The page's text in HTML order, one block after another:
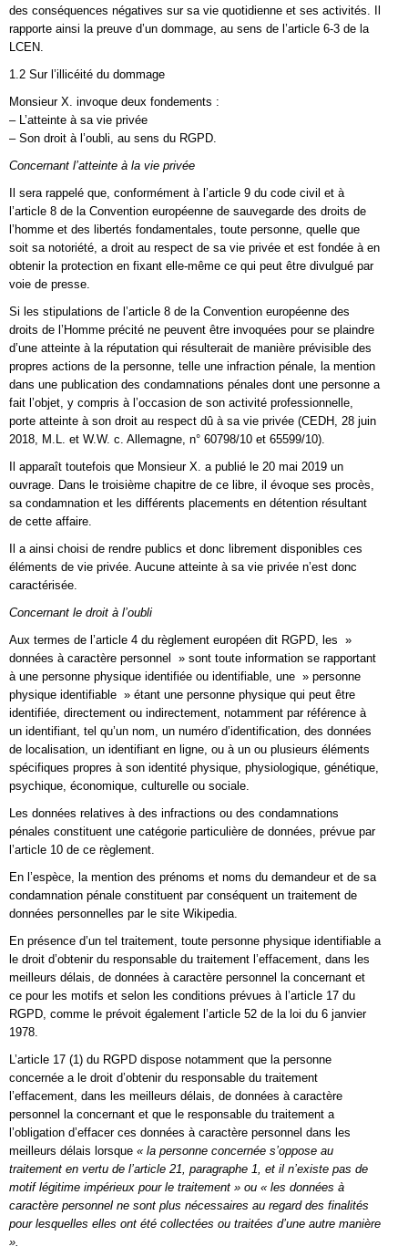
des conséquences négatives sur sa vie quotidienne et ses activités. Il
rapporte ainsi la preuve d’un dommage, au sens de l’article 6-3 de la
LCEN.
1.2 Sur l’illicéité du dommage
Monsieur X. invoque deux fondements :
– L’atteinte à sa vie privée
– Son droit à l’oubli, au sens du RGPD.
Concernant l’atteinte à la vie privée
Il sera rappelé que, conformément à l’article 9 du code civil et à
l’article 8 de la Convention européenne de sauvegarde des droits de
l’homme et des libertés fondamentales, toute personne, quelle que
soit sa notoriété, a droit au respect de sa vie privée et est fondée à en
obtenir la protection en fixant elle-même ce qui peut être divulgué par
voie de presse.
Si les stipulations de l’article 8 de la Convention européenne des
droits de l’Homme précité ne peuvent être invoquées pour se plaindre
d’une atteinte à la réputation qui résulterait de manière prévisible des
propres actions de la personne, telle une infraction pénale, la mention
dans une publication des condamnations pénales dont une personne a
fait l’objet, y compris à l’occasion de son activité professionnelle,
porte atteinte à son droit au respect dû à sa vie privée (CEDH, 28 juin
2018, M.L. et W.W. c. Allemagne, n° 60798/10 et 65599/10).
Il apparaît toutefois que Monsieur X. a publié le 20 mai 2019 un
ouvrage. Dans le troisième chapitre de ce libre, il évoque ses procès,
sa condamnation et les différents placements en détention résultant
de cette affaire.
Il a ainsi choisi de rendre publics et donc librement disponibles ces
éléments de vie privée. Aucune atteinte à sa vie privée n’est donc
caractérisée.
Concernant le droit à l’oubli
Aux termes de l’article 4 du règlement européen dit RGPD, les »
données à caractère personnel » sont toute information se rapportant
à une personne physique identifiée ou identifiable, une » personne
physique identifiable » étant une personne physique qui peut être
identifiée, directement ou indirectement, notamment par référence à
un identifiant, tel qu’un nom, un numéro d’identification, des données
de localisation, un identifiant en ligne, ou à un ou plusieurs éléments
spécifiques propres à son identité physique, physiologique, génétique,
psychique, économique, culturelle ou sociale.
Les données relatives à des infractions ou des condamnations
pénales constituent une catégorie particulière de données, prévue par
l’article 10 de ce règlement.
En l’espèce, la mention des prénoms et noms du demandeur et de sa
condamnation pénale constituent par conséquent un traitement de
données personnelles par le site Wikipedia.
En présence d’un tel traitement, toute personne physique identifiable a
le droit d’obtenir du responsable du traitement l’effacement, dans les
meilleurs délais, de données à caractère personnel la concernant et
ce pour les motifs et selon les conditions prévues à l’article 17 du
RGPD, comme le prévoit également l’article 52 de la loi du 6 janvier
1978.
L’article 17 (1) du RGPD dispose notamment que la personne
concernée a le droit d’obtenir du responsable du traitement
l’effacement, dans les meilleurs délais, de données à caractère
personnel la concernant et que le responsable du traitement a
l’obligation d’effacer ces données à caractère personnel dans les
meilleurs délais lorsque « la personne concernée s’oppose au
traitement en vertu de l’article 21, paragraphe 1, et il n’existe pas de
motif légitime impérieux pour le traitement » ou « les données à
caractère personnel ne sont plus nécessaires au regard des finalités
pour lesquelles elles ont été collectées ou traitées d’une autre manière
».